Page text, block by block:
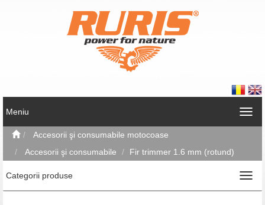
Meniu
Accesorii şi consumabile motocoase
Accesorii şi consumabile
Fir trimmer 1.6 mm (rotund)
Categorii produse